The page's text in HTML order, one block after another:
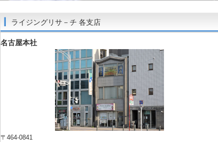
ライジングリサ－チ 各支店
名古屋本社
〒464-0841